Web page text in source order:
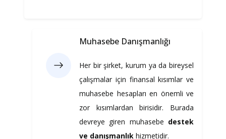
Muhasebe Danışmanlığı
Her bir şirket, kurum ya da bireysel
çalışmalar için finansal kısımlar ve
muhasebe hesapları en önemli ve
zor kısımlardan birisidir. Burada
devreye giren muhasebe destek
ve danışmanlık hizmetidir.